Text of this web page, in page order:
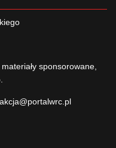
sponsorowane,